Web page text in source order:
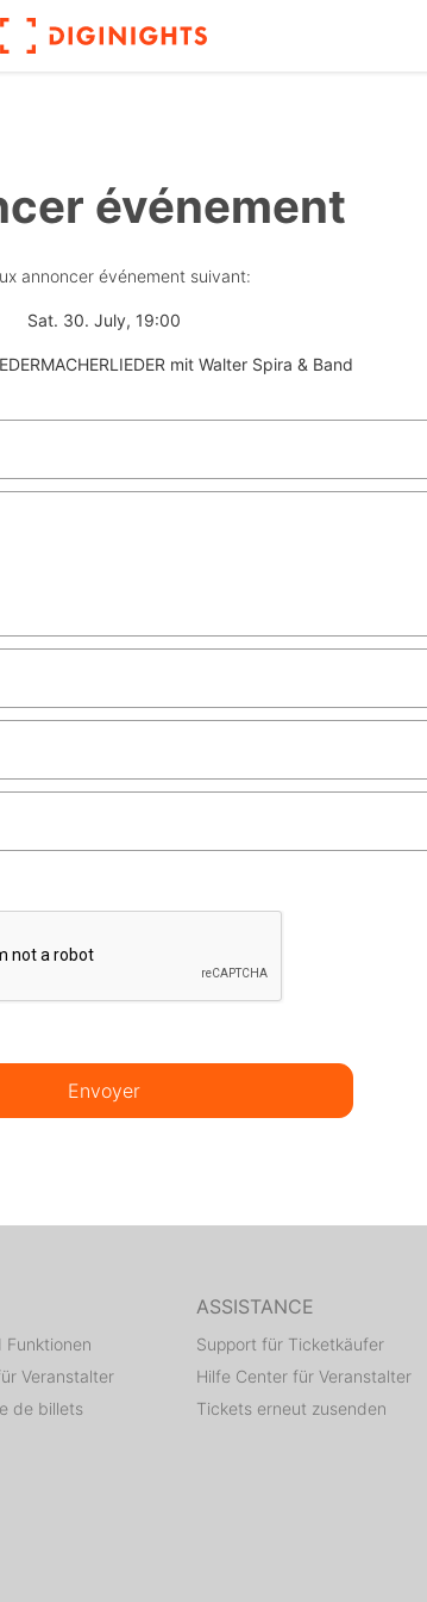
événement
annoncer événement suivant:
Sat. 30. July, 19:00
mit Walter Spira & Band
Envoyer
Funktionen
Veranstalter
de billets
ASSISTANCE
Support für Ticketkäufer
Hilfe Center für Veranstalter
Tickets erneut zusenden